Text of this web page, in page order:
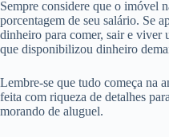
Sempre considere que o imóvel
porcentagem de seu salário. Se
dinheiro para comer, sair e viver
que disponibilizou dinheiro
Lembre-se que tudo começa na
feita com riqueza de detalhes
morando de aluguel.